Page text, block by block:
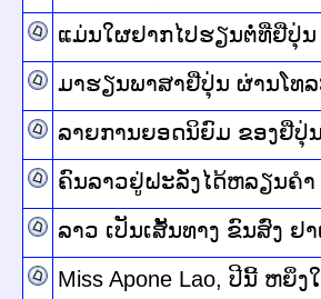
ແມ່ນໃຜຢາກໄປຮຽນຕໍ່ທີ່ຢີ່ປຸ່ນ
ມາຮຽນພາສາຢີ່ປຸ່ນ ຜ່ານໂທ
ລາຍການຍອດນິຍົມ ຂອງຢີ່ປຸ່
ຄົນລາວຢູ່ຝະລັ່ງໄດ້ຫລຽນຄຳ
ລາວ ເປັນເສັ້ນທາງ ຂົນສົ່ງ ຢ
Miss Apone Lao, ປີນີ້ ຫຍິ່